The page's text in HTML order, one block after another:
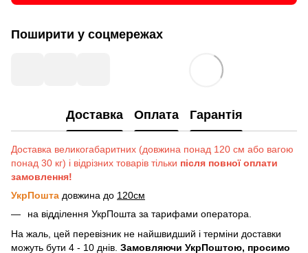
Поширити у соцмережах
Доставка Оплата Гарантія
Доставка великогабаритних (довжина понад 120 см або вагою
понад 30 кг) і відрізних товарів тільки після повної оплати
замовлення!
УкрПошта довжина до 120см
на відділення УкрПошта за тарифами оператора.
На жаль, цей перевізник не найшвидший і терміни доставки
можуть бути 4 - 10 днів. Замовляючи УкрПоштою, просимо